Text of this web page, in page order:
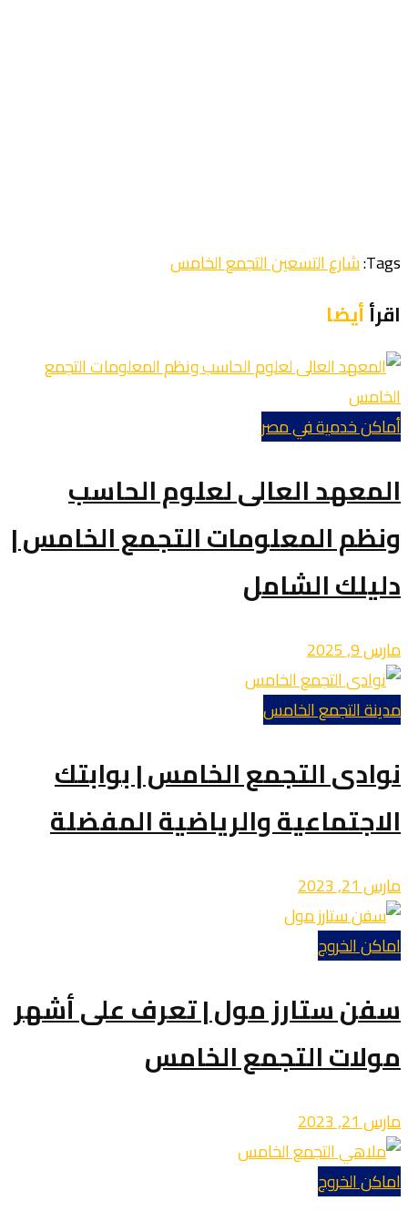
Tags: شارع التسعين التجمع الخامس
اقرأأيضا
أماكن خدمية في مصر
المعهد العالى لعلوم الحاسب
ونظم المعلومات التجمع الخامس |
دليلك الشامل
مارس 9, 2025
مدينة التجمع الخامس
نوادى التجمع الخامس | بوابتك
الاجتماعية والرياضية المفضلة
مارس 21, 2023
اماكن الخروج
سفن ستارز مول | تعرف على أشهر
مولات التجمع الخامس
مارس 21, 2023
اماكن الخروج